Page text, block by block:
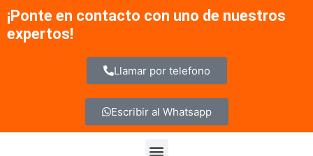
contenido
¡Ponte en contacto con uno de nuestros
expertos!
Llamar por telefono
Escribir al Whatsapp
Menu